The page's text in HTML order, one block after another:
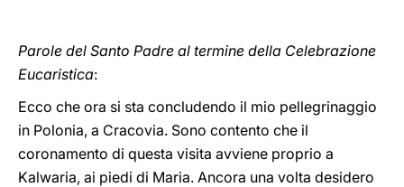
Parole del Santo Padre al termine della Celebrazione
Eucaristica:
Ecco che ora si sta concludendo il mio pellegrinaggio
in Polonia, a Cracovia. Sono contento che il
coronamento di questa visita avviene proprio a
Kalwaria, ai piedi di Maria. Ancora una volta desidero